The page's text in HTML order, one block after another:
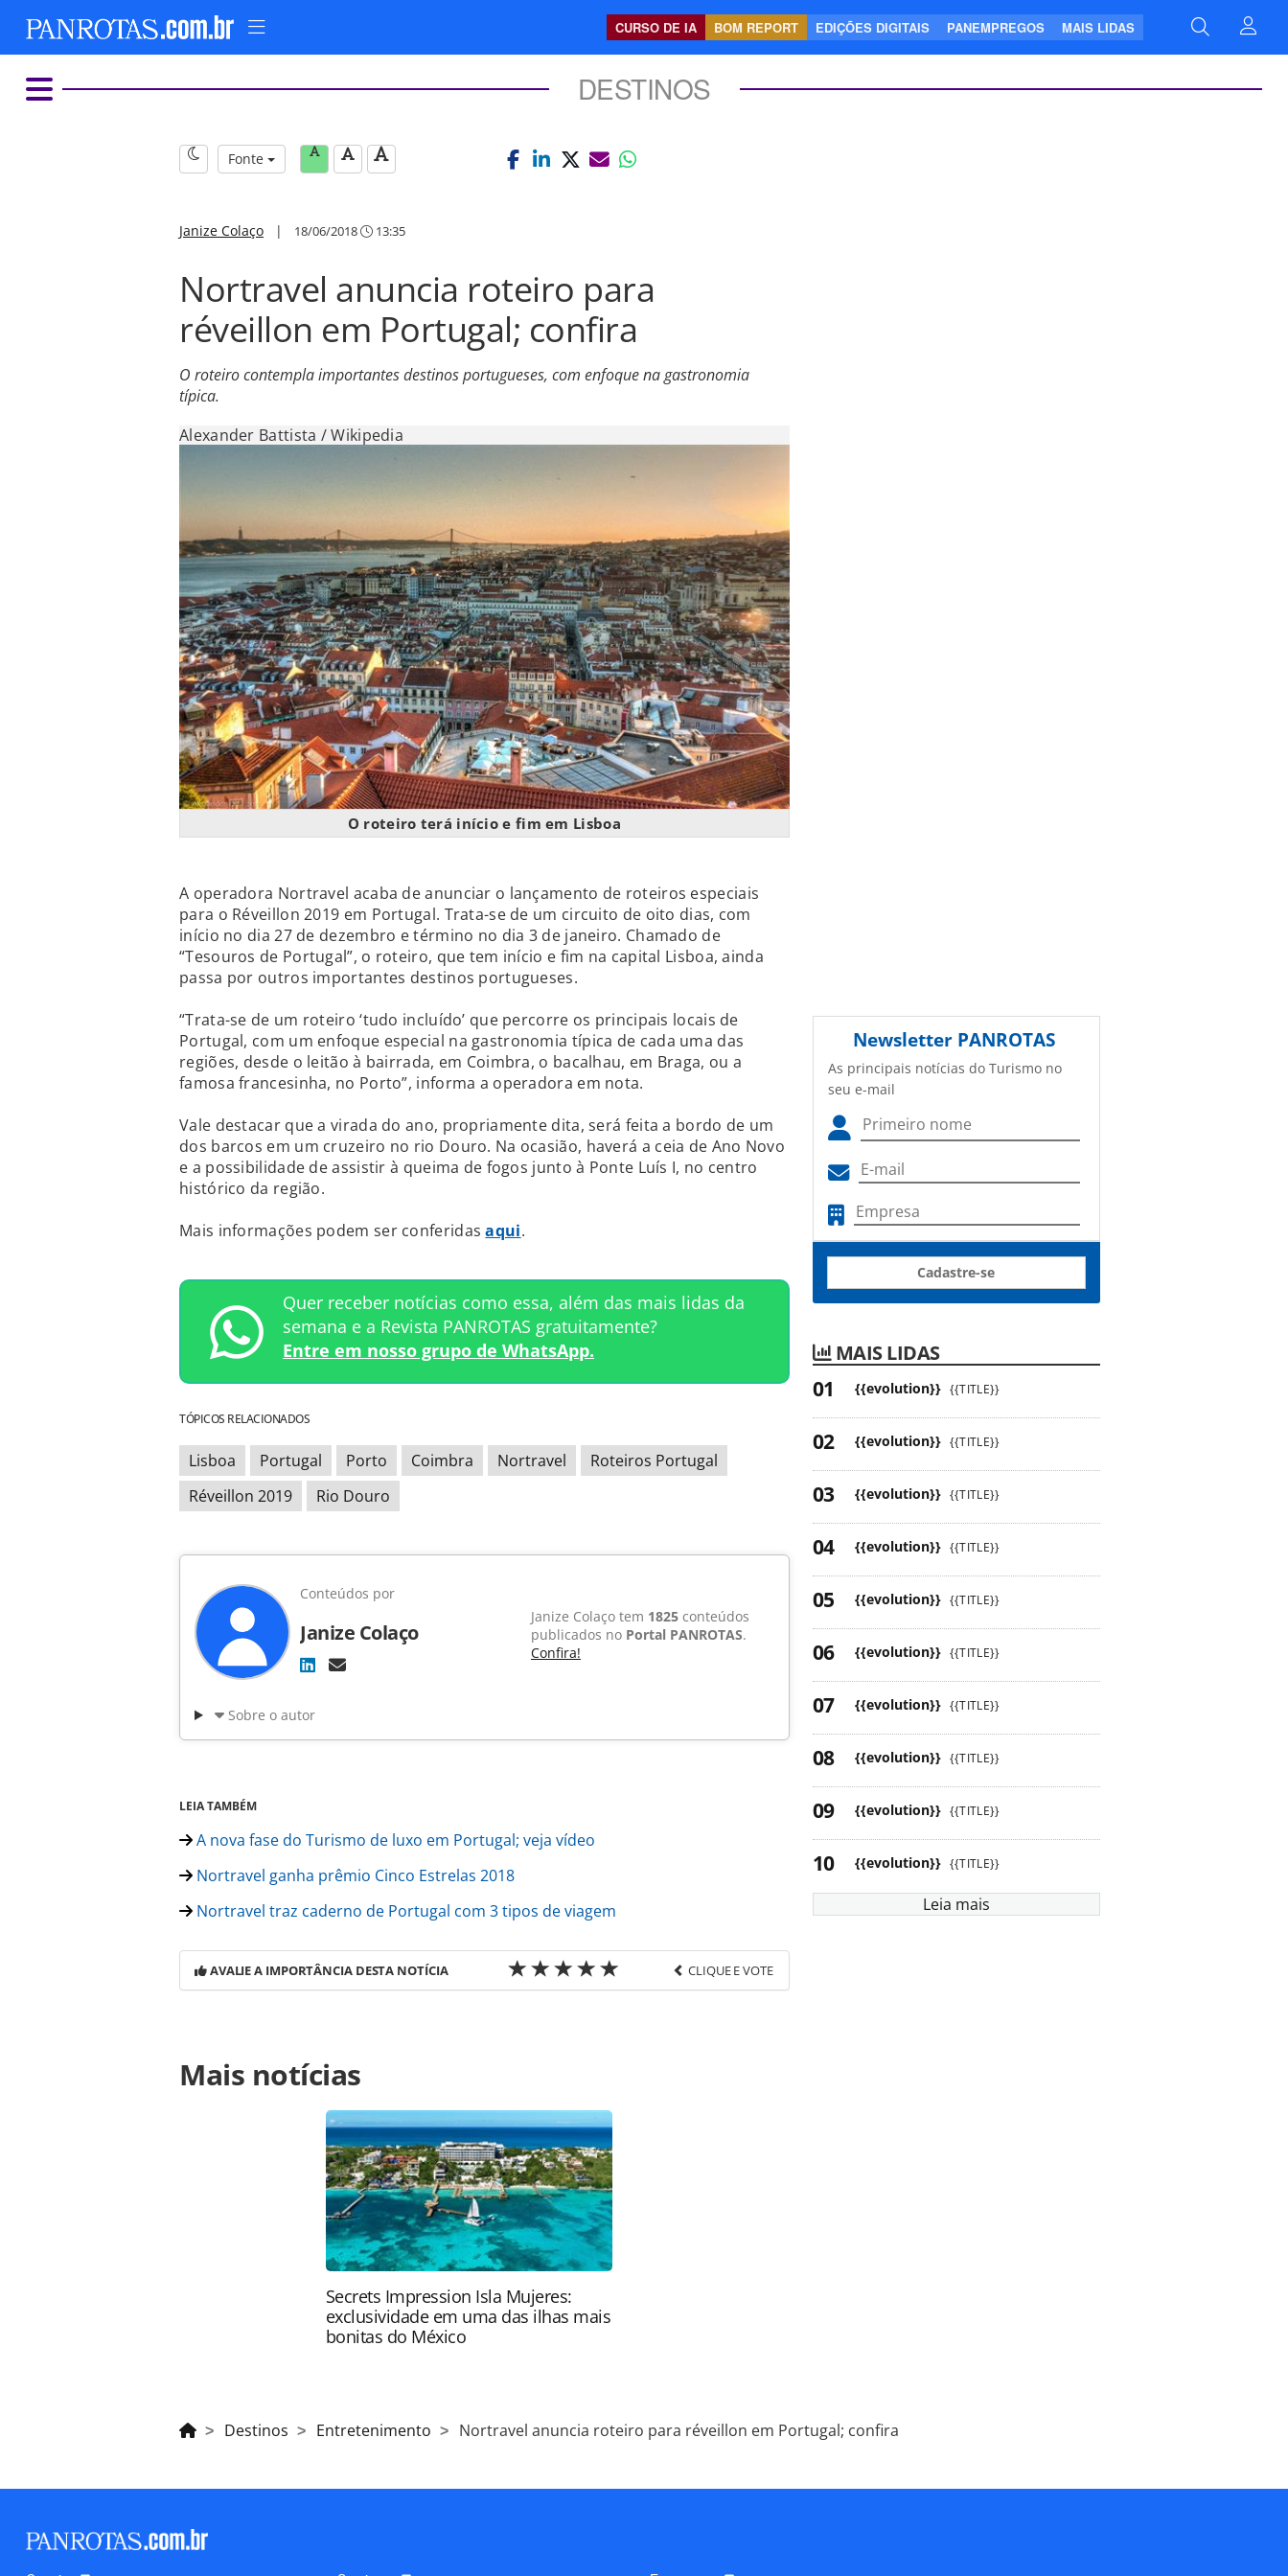
CURSO DE IA BOM REPORT EDIÇÕES DIGITAIS PANEMPREGOS MAIS LIDAS
DESTINOS
Fonte
Janize Colaço | 18/06/2018 13:35
Nortravel anuncia roteiro para
réveillon em Portugal; confira
O roteiro contempla importantes destinos portugueses, com enfoque na gastronomia
típica.
Alexander Battista / Wikipedia
O roteiro terá início e fim em Lisboa
A operadora Nortravel acaba de anunciar o lançamento de roteiros especiais
para o Réveillon 2019 em Portugal. Trata-se de um circuito de oito dias, com
início no dia 27 de dezembro e término no dia 3 de janeiro. Chamado de
“Tesouros de Portugal”, o roteiro, que tem início e fim na capital Lisboa, ainda
passa por outros importantes destinos portugueses.
“Trata-se de um roteiro ‘tudo incluído’ que percorre os principais locais de
Portugal, com um enfoque especial na gastronomia típica de cada uma das
regiões, desde o leitão à bairrada, em Coimbra, o bacalhau, em Braga, ou a
famosa francesinha, no Porto”, informa a operadora em nota.
Vale destacar que a virada do ano, propriamente dita, será feita a bordo de um
dos barcos em um cruzeiro no rio Douro. Na ocasião, haverá a ceia de Ano Novo
e a possibilidade de assistir à queima de fogos junto à Ponte Luís I, no centro
histórico da região.
Mais informações podem ser conferidasaqui.
Quer receber notícias como essa, além das mais lidas da
semana e a Revista PANROTAS gratuitamente?
Entre em nosso grupo de WhatsApp.
TÓPICOS RELACIONADOS
Lisboa Portugal Porto Coimbra Nortravel
Roteiros Portugal
Réveillon 2019
Rio Douro
Conteúdos por
Janize Colaço
Janize Colaço tem 1825 conteúdos
publicados no Portal PANROTAS.
Confira!
Sobre o autor
LEIA TAMBÉM
A nova fase do Turismo de luxo em Portugal; veja vídeo
Nortravel ganha prêmio Cinco Estrelas 2018
Nortravel traz caderno de Portugal com 3 tipos de viagem
AVALIE A IMPORTÂNCIA DESTA NOTÍCIA CLIQUE E VOTE
https://www.panrotas.com.br/destinos/entretenimento/2018/06/nortravel-anuncia-
roteiro-para-reveillon-em-portugal-confira_156418.html ou as ferramentas oferecidas
na página. Todo o conteúdo produzido pela PANROTAS Editora é protegido pela
legislação brasileira sobre direito autoral. Não reproduza o conteúdo sem autorização
da PANROTAS Editora (copyright@panrotas.com.br).
Mais notícias
Secrets Impression Isla Mujeres:
exclusividade em uma das ilhas mais
bonitas do México
Newsletter PANROTAS
As principais notícias do Turismo no
seu e-mail
Cadastre-se
MAIS LIDAS
{{evolution}} {{TITLE}}
{{evolution}} {{TITLE}}
{{evolution}} {{TITLE}}
{{evolution}} {{TITLE}}
{{evolution}} {{TITLE}}
{{evolution}} {{TITLE}}
{{evolution}} {{TITLE}}
{{evolution}} {{TITLE}}
{{evolution}} {{TITLE}}
{{evolution}} {{TITLE}}
Leia mais
Destinos Entretenimento Nortravel anuncia roteiro para réveillon em Portugal; confira